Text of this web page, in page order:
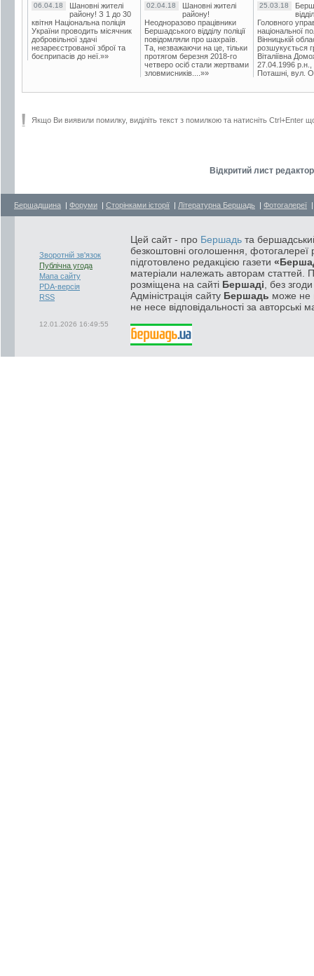
06.04.18
Шановні жителі
району! З 1 до 30
квітня Національна поліція
України проводить місячник
добровільної здачі
незареєстрованої зброї та
боєприпасів до неї.»»
02.04.18
Шановні жителі
району!
Неодноразово працівники
Бершадського відділу поліції
повідомляли про шахраїв.
Та, незважаючи на це, тільки
протягом березня 2018-го
четверо осіб стали жертвами
зловмисників....»»
25.03.18
Головного
національної
Вінницькій
розшукується
Віталіївна
27.04.1996 р.н.,
Поташні, вул.
Якщо Ви виявили помилку, виділіть текст з помилкою та натисніть Ctrl+Enter
Відкритий лист
Бершадщина | Форуми | Сторінками історії | Літературна Бершадь | Фотогалереї
Зворотній зв'язок
Публічна угода
Мапа сайту
PDA-версія
RSS
12.01.2026 16:49:55
Цей сайт - про Бершадь та
безкоштовні оголошення, фотогалереї
підготовлено редакцією газети
матеріали належать авторам статтей.
розміщена на сайті Бершаді , без
Адміністрація сайту Бершадь може не
не несе відповідальності за авторські